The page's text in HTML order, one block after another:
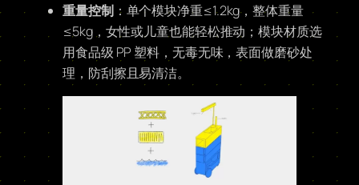
重量控制：单个模块净重≤1.2kg，整体重量
≤5kg，女性或儿童也能轻松推动；模块材质选
用食品级 PP 塑料，无毒无味，表面做磨砂处
理，防刮擦且易清洁。